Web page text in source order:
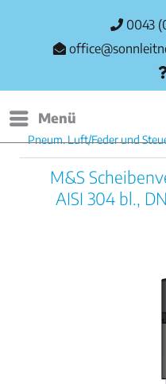
0043
Menü
Pneum. Luft/Feder und
M&S
AISI 304 bl.,